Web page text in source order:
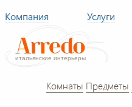
Компания Услуги
Комнаты Предметы